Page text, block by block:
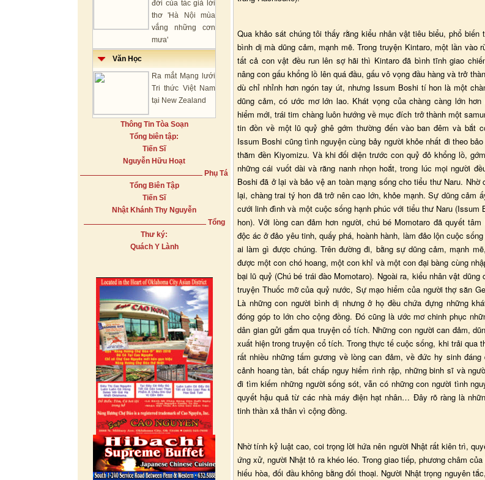
đời của tác giả lời
thơ 'Hà Nội mùa
vắng những cơn
mưa'
Văn Học
Ra mắt Mạng lưới
Tri thức Việt Nam
tại New Zealand
Thông Tin Tòa Soạn
Tổng biên tập:
Tiến Sĩ
Nguyễn Hữu Hoạt
Phụ Tá
Tổng Biên Tập
Tiến Sĩ
Nhật Khánh Thy Nguyễn
Tổng
Thư ký:
Quách Y Lành
Qua khảo sát chúng tôi thấy rằng kiểu nhân vật tiêu biểu, phổ biến
bình dị mà dũng cảm, mạnh mẽ. Trong truyện Kintaro, một lần vào
tất cả con vật đều run lên sợ hãi thì Kintaro đã bình tĩnh giao
nâng con gấu khổng lồ lên quá đầu, gấu vô vọng đầu hàng và trở
dù chỉ nhỉnh hơn ngón tay út, nhưng Issum Boshi tí hon là một
dũng cảm, có ước mơ lớn lao. Khát vọng của chàng càng lớn
hiểm mới, trái tim chàng luôn hướng về mục đích trở thành một
tin đồn về một lũ quỷ ghê gớm thường đến vào ban đêm và bắt
Issum Boshi cũng tình nguyện cùng bảy người khỏe nhất đi theo
thăm đền Kiyomizu. Và khi đối diện trước con quỷ đỏ khổng lồ,
những cái vuốt dài và răng nanh nhọn hoắt, trong lúc mọi người
Boshi đã ở lại và bảo vệ an toàn mạng sống cho tiểu thư Naru. Nhờ
lại, chàng trai tý hon đã trở nên cao lớn, khỏe mạnh. Sự dũng cảm
cưới linh đình và một cuộc sống hạnh phúc với tiểu thư Naru (Issum
hon). Với lòng can đảm hơn người, chú bé Momotaro đã quyết
độc ác ở đảo yêu tinh, quấy phá, hoành hành, làm đảo lộn cuộc
ai làm gì được chúng. Trên đường đi, bằng sự dũng cảm, mạnh
được một con chó hoang, một con khỉ và một con đại bàng cùng
bại lũ quỷ (Chú bé trái đào Momotaro). Ngoài ra, kiểu nhân vật
truyện Thuốc mỡ của quỷ nước, Sự mạo hiểm của người thợ săn
Là những con người bình dị nhưng ở họ đều chứa đựng những
đóng góp to lớn cho cộng đồng. Đó cũng là ước mơ chinh phục
dân gian gửi gắm qua truyện cổ tích. Những con người can đảm,
xuất hiện trong truyện cổ tích. Trong thực tế cuộc sống, khi trải qua
rất nhiều những tấm gương về lòng can đảm, về đức hy sinh
cảnh hoang tàn, bất chấp nguy hiểm rình rập, những binh sĩ và
đi tìm kiếm những người sống sót, vẫn có những con người tình
quyết hậu quả từ các nhà máy điện hạt nhân… Đây rõ ràng là
tinh thần xả thân vì cộng đồng.
Nhờ tính kỷ luật cao, coi trọng lời hứa nên người Nhật rất kiên trì,
ứng xử, người Nhật tỏ ra khéo léo. Trong giao tiếp, phương châm
hiếu hòa, đối đầu không bằng đối thoại. Người Nhật trọng nguyên